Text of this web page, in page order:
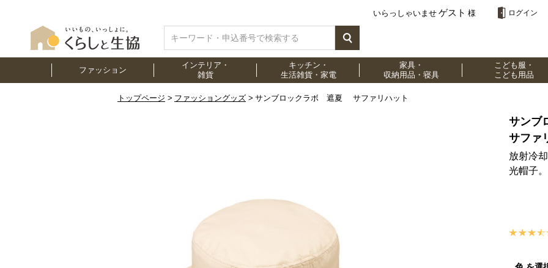
いらっしゃいませ ゲスト 様 ログイン
ファッション
インテリア・
雑貨
キッチン・
生活雑貨・家電
家具・
収納用品・寝具
こども服・
こども用品
トップページ ファッショングッズ サンブロックラボ 遮夏 サファリハット
サン
サファ
放射冷
光帽子。